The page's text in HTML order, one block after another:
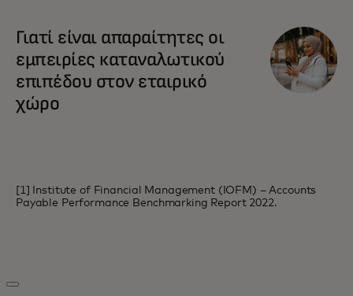
Γιατί είναι απαραίτητες οι
εμπειρίες καταναλωτικού
επιπέδου στον εταιρικό
χώρο
[1] Institute of Financial Management (IOFM) – Accounts
Payable Performance Benchmarking Report 2022.